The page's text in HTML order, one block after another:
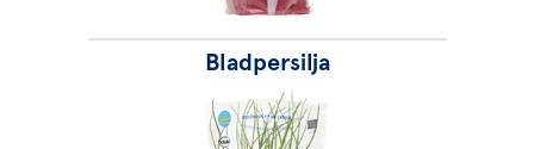
Bladpersilja